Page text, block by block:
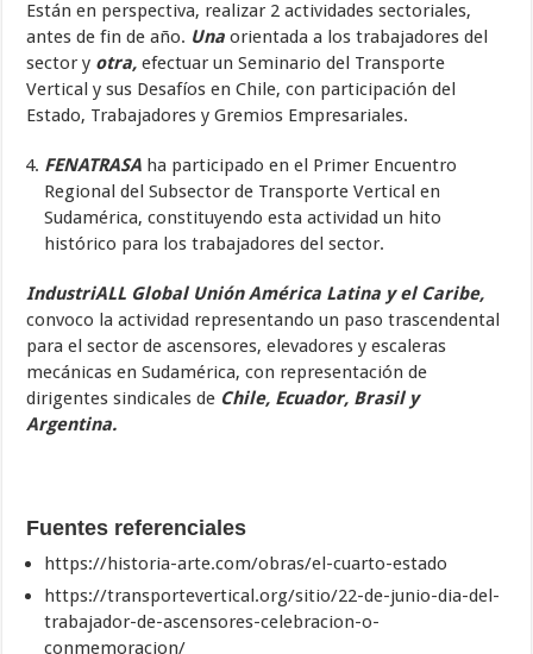
Están en perspectiva, realizar 2 actividades sectoriales,
antes de fin de año. Unaorientada a los trabajadores del
sector y otra, efectuar un Seminario del Transporte
Vertical y sus Desafíos en Chile, con participación del
Estado, Trabajadores y Gremios Empresariales.
FENATRASA ha participado en el Primer Encuentro
Regional del Subsector de Transporte Vertical en
Sudamérica, constituyendo esta actividad un hito
histórico para los trabajadores del sector.
IndustriALL Global Unión América Latina y el Caribe,
convoco la actividad representando un paso trascendental
para el sector de ascensores, elevadores y escaleras
mecánicas en Sudamérica, con representación de
dirigentes sindicales de Chile, Ecuador, Brasil y
Argentina.
Fuentes referenciales
https://historia-arte.com/obras/el-cuarto-estado
https://transportevertical.org/sitio/22-de-junio-dia-del-
trabajador-de-ascensores-celebracion-o-
conmemoracion/